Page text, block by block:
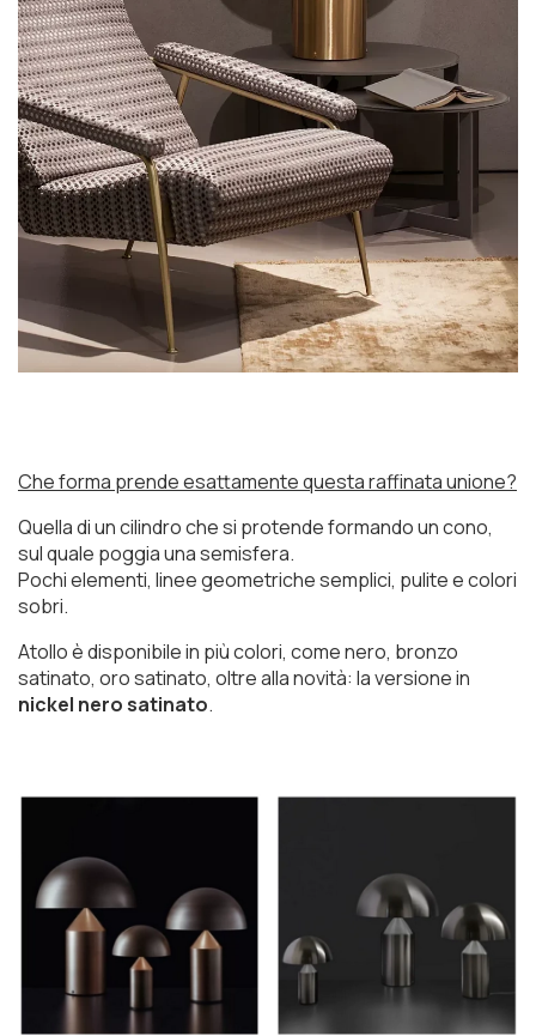
Che forma prende esattamente questa raffinata unione?
Quella di un cilindro che si protende formando un cono,
sul quale poggia una semisfera.
Pochi elementi, linee geometriche semplici, pulite e colori
sobri.
Atollo è disponibile in più colori, come nero, bronzo
satinato, oro satinato, oltre alla novità: la versione in
nickel nero satinato.